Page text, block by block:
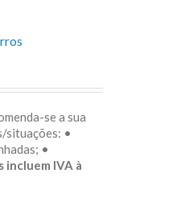
se a sua
situações: •
•
incluem IVA à